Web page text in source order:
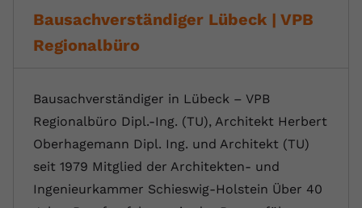
Bausachverständiger Lübeck | VPB
Regionalbüro
Bausachverständiger in Lübeck – VPB
Regionalbüro Dipl.-Ing. (TU), Architekt Herbert
Oberhagemann Dipl. Ing. und Architekt (TU)
seit 1979 Mitglied der Architekten- und
Ingenieurkammer Schieswig-Holstein Über 40